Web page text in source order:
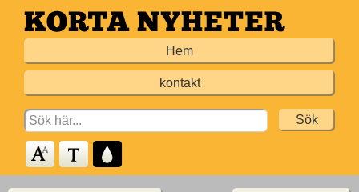
Hoppa
till
Hem
kontakt
Search
for: